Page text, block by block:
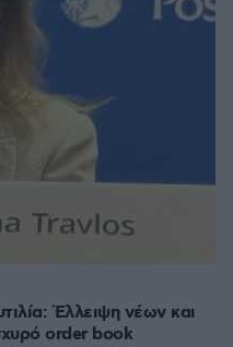
Έλλειψη νέων και
order book